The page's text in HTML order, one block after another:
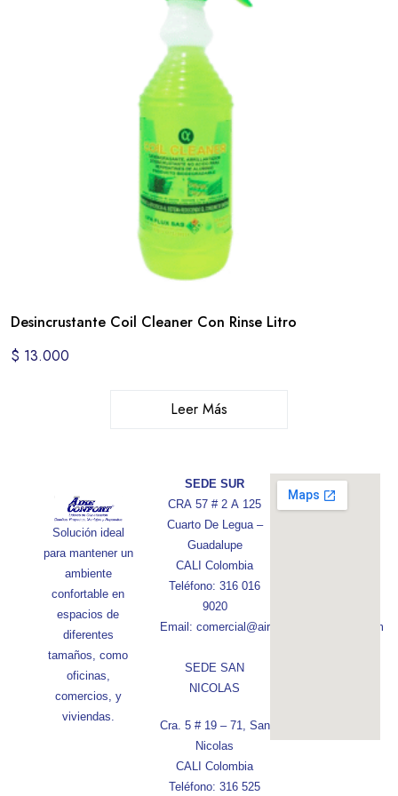
Desincrustante Coil Cleaner Con Rinse Litro
$ 13.000
Leer Más
Solución ideal
para mantener un
ambiente
confortable en
espacios de
diferentes
tamaños, como
oficinas,
comercios, y
viviendas.
SEDE SUR
CRA 57 # 2 A 125
Cuarto De Legua –
Guadalupe
CALI Colombia
Teléfono: 316 016
9020
Email: comercial@aireconfortcolombia.com
SEDE SAN
NICOLAS
Cra. 5 # 19 – 71, San
Nicolas
CALI Colombia
Teléfono: 316 525